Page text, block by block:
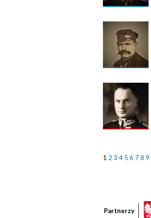
1 2 3 4 5 6 78 9
Partnerzy